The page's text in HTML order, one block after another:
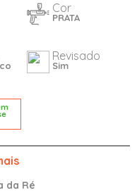
Cor
PRATA
Revisado
Sim
da Ré